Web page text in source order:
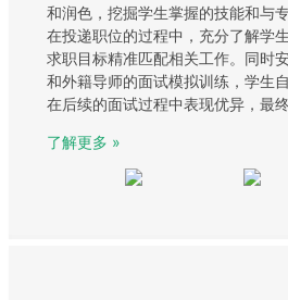
和润色，挖掘学生掌握的技能和与
在投递职位的过程中，充分了解学
求职目标精准匹配相关工作。同时
和外籍导师的面试模拟训练，学生
在后续的面试过程中表现优异，最
了解更多 »